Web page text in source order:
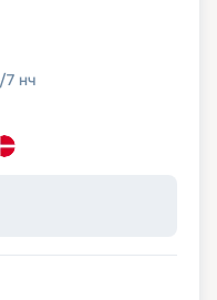
/7 нч